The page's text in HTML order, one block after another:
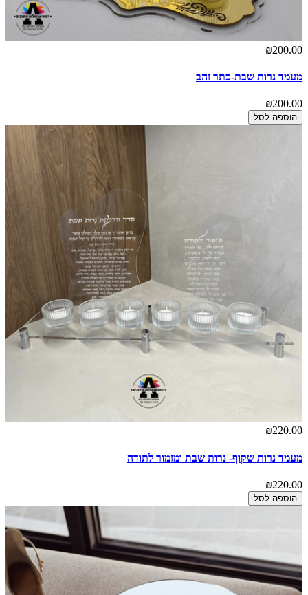
₪200.00
מעמד נרות שבת-כתר זהב
₪200.00
הוספה לסל
₪220.00
מעמד נרות שקוף- נרות שבת ומזמור לתודה
₪220.00
הוספה לסל